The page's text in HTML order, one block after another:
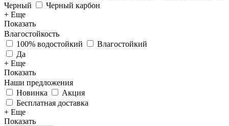
Черный
Черный карбон
+ Еще
Показать
Влагостойкость
100% водостойкий
Влагостойкий
Да
+ Еще
Показать
Наши предложения
Новинка
Акция
Бесплатная доставка
+ Еще
Показать